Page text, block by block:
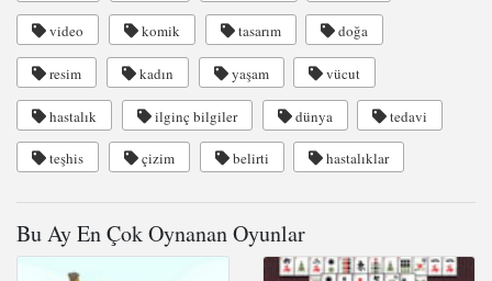
video komik tasarım doğa
resim kadın yaşam vücut
hastalık ilginç bilgiler dünya tedavi
teşhis çizim belirti hastalıklar
Bu Ay En Çok Oynanan Oyunlar